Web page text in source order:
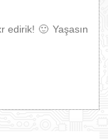
edirik! 🙂 Yaşasın